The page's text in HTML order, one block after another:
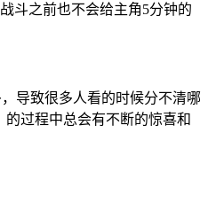
斗之前也不会给主角5分钟的
导致很多人看的时候分不清哪
过程中总会有不断的惊喜和